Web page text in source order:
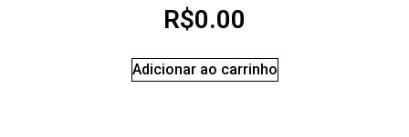
R$0.00
Adicionar ao carrinho